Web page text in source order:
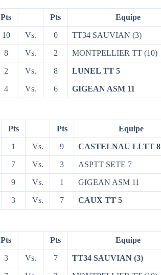
Pts Pts Equipe
10 Vs. 0 TT34 SAUVIAN (3)
8 Vs. 2 MONTPELLIER TT (10)
2 Vs. 8 LUNEL TT 5
4 Vs. 6
GIGEAN ASM 11
Pts Pts Equipe
1 Vs. 9 CASTELNAU LLTT 8
7 Vs. 3 ASPTT SETE 7
9 Vs. 1 GIGEAN ASM 11
3 Vs. 7
CAUX TT 5
Pts Pts Equipe
3 Vs. 7 TT34 SAUVIAN (3)